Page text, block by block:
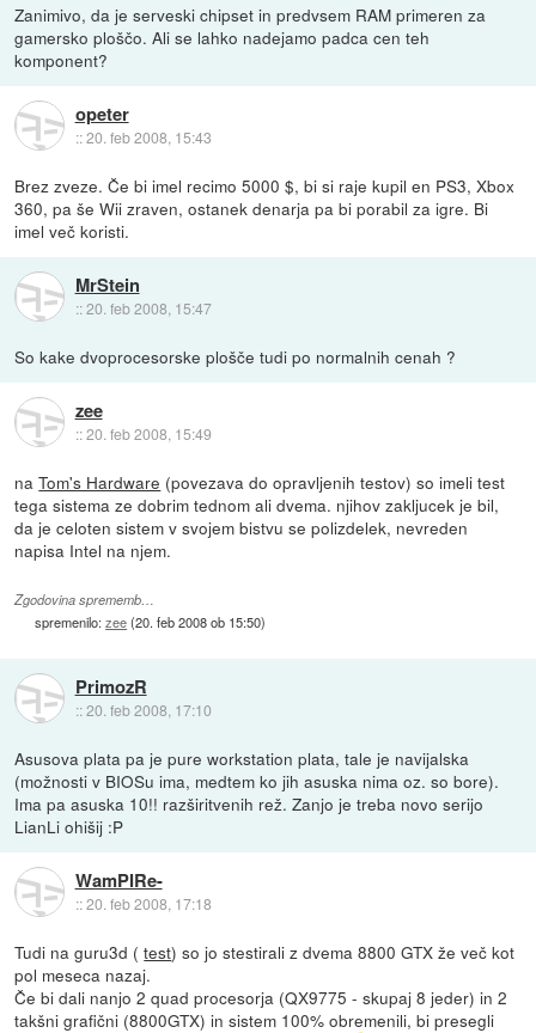
Zanimivo, da je serveski chipset in predvsem RAM primeren za
gamersko ploščo. Ali se lahko nadejamo padca cen teh
komponent?
opeter
::20. feb 2008, 15:43
Brez zveze. Če bi imel recimo 5000 $, bi si raje kupil en PS3, Xbox
360, pa še Wii zraven, ostanek denarja pa bi porabil za igre. Bi
imel več koristi.
MrStein
::20. feb 2008, 15:47
So kake dvoprocesorske plošče tudi po normalnih cenah ?
zee
::20. feb 2008, 15:49
naTom's Hardware (povezava do opravljenih testov) so imeli test
tega sistema ze dobrim tednom ali dvema. njihov zakljucek je bil,
da je celoten sistem v svojem bistvu se polizdelek, nevreden
napisa Intel na njem.
Zgodovina sprememb…
spremenilo:zee(20. feb 2008 ob 15:50)
PrimozR
::20. feb 2008, 17:10
Asusova plata pa je pure workstation plata, tale je navijalska
(možnosti v BIOSu ima, medtem ko jih asuska nima oz. so bore).
Ima pa asuska 10!! razširitvenih rež. Zanjo je treba novo serijo
LianLi ohišij :P
WamPIRe-
::20. feb 2008, 17:18
Tudi na guru3d (test) so jo stestirali z dvema 8800 GTX že več kot
pol meseca nazaj.
Če bi dali nanjo 2 quad procesorja (QX9775 - skupaj 8 jeder) in 2
takšni grafični (8800GTX) in sistem 100% obremenili, bi presegli